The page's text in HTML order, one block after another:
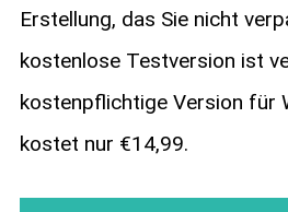
Erstellung, das Sie nicht
kostenlose Testversion ist
kostenpflichtige Version für
kostet nur €14,99.